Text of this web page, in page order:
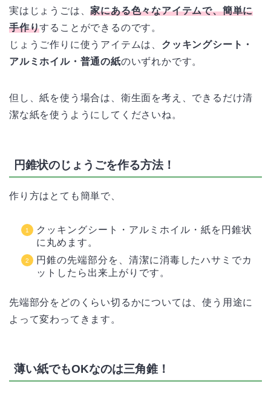
実はじょうごは、家にある色々なアイテムで、簡単に
手作りすることができるのです。
じょうご作りに使うアイテムは、 クッキングシート・
アルミホイル・普通の紙のいずれかです。
但し、紙を使う場合は、衛生面を考え、できるだけ清
潔な紙を使うようにしてくださいね。
円錐状のじょうごを作る方法！
作り方はとても簡単で、
クッキングシート・アルミホイル・紙を円錐状
に丸めます。
円錐の先端部分を、清潔に消毒したハサミでカ
ットしたら出来上がりです。
先端部分をどのくらい切るかについては、使う用途に
よって変わってきます。
薄い紙でもOKなのは三角錐！